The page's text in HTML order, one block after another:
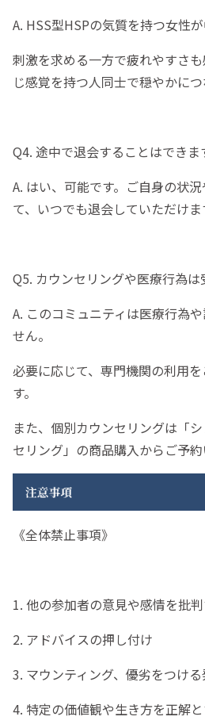
A. HSS型HSPの気質を持つ女性が
刺激を求める一方で疲れやすさ
じ感覚を持つ人同士で穏やかにつ
Q4. 途中で退会することはできま
A. はい、可能です。ご自身の状
て、いつでも退会していただけま
Q5. カウンセリングや医療行為は
A. このコミュニティは医療行為
せん。
必要に応じて、専門機関の利用
す。
また、個別カウンセリングは「
セリング」の商品購入からご予約
《全体禁止事項》
1. 他の参加者の意見や感情を批
2. アドバイスの押し付け
3. マウンティング、優劣をつけ
4. 特定の価値観や生き方を正解